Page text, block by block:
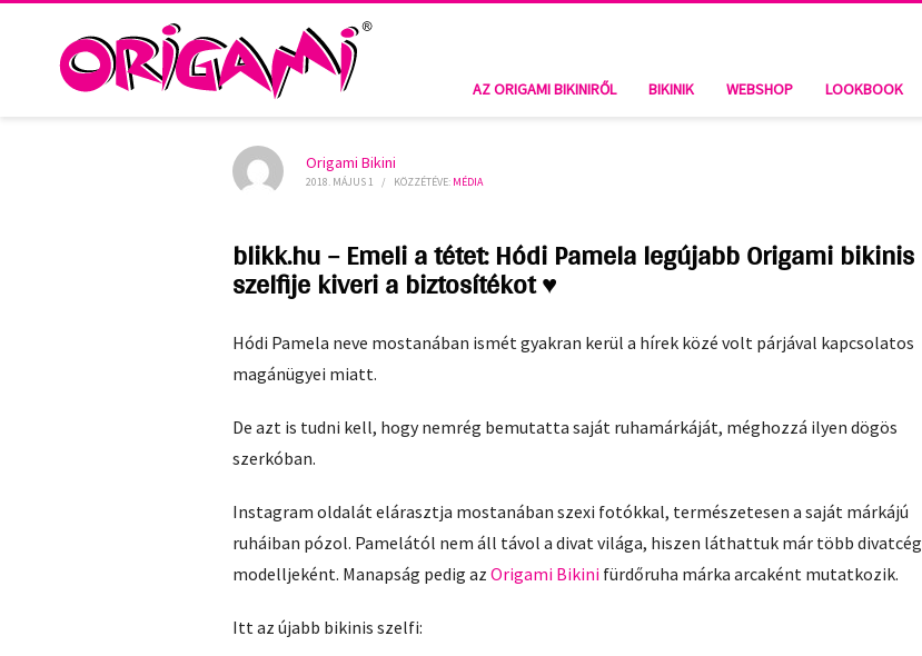
AZ ORIGAMI BIKINIRŐL BIKINIK WEBSHOP LOOKBOOK
BLIKK.HU – EMELI A TÉTET: HÓDI PAMELA LEGÚJABB ORIGAMI BIKINIS SZELFIJE KIVERI A BIZTOSÍTÉKOT ♥
Origami Bikini
2018. MÁJUS 1 / KÖZZÉTÉVE: MÉDIA
blikk.hu – Emeli a tétet: Hódi Pamela legújabb Origami bikinis
szelfije kiveri a biztosítékot ♥
Hódi Pamela neve mostanában ismét gyakran kerül a hírek közé volt párjával kapcsolatos
magánügyei miatt.
De azt is tudni kell, hogy nemrég bemutatta saját ruhamárkáját, méghozzá ilyen dögös
szerkóban.
Instagram oldalát elárasztja mostanában szexi fotókkal, természetesen a saját márkájú
ruháiban pózol. Pamelától nem áll távol a divat világa, hiszen láthattuk már több divatcég
modelljeként. Manapság pedig azOrigami Bikini fürdőruha márka arcaként mutatkozik.
Itt az újabb bikinis szelfi: